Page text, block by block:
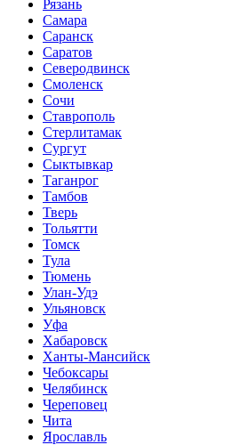
Рязань
Самара
Саранск
Саратов
Северодвинск
Смоленск
Сочи
Ставрополь
Стерлитамак
Сургут
Сыктывкар
Таганрог
Тамбов
Тверь
Тольятти
Томск
Тула
Тюмень
Улан-Удэ
Ульяновск
Уфа
Хабаровск
Ханты-Мансийск
Чебоксары
Челябинск
Череповец
Чита
Ярославль